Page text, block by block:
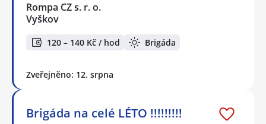
Rompa CZ s. r. o.
Vyškov
120 – 140 Kč / hod Brigáda
Zveřejněno: 12. srpna
Brigáda na celé LÉTO !!!!!!!!!